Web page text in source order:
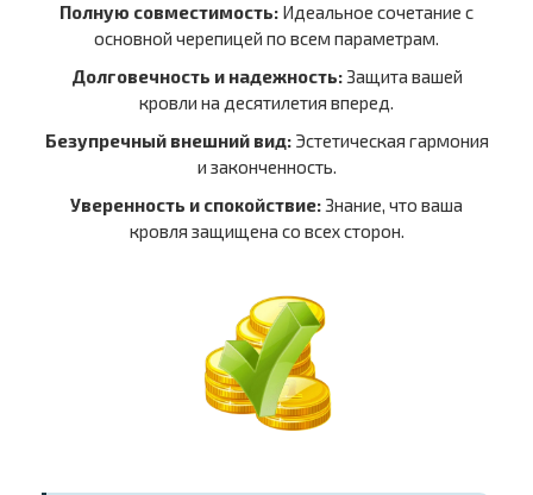
Полную совместимость: Идеальное сочетание с
основной черепицей по всем параметрам.
Долговечность и надежность: Защита вашей
кровли на десятилетия вперед.
Безупречный внешний вид: Эстетическая гармония
и законченность.
Уверенность и спокойствие: Знание, что ваша
кровля защищена со всех сторон.